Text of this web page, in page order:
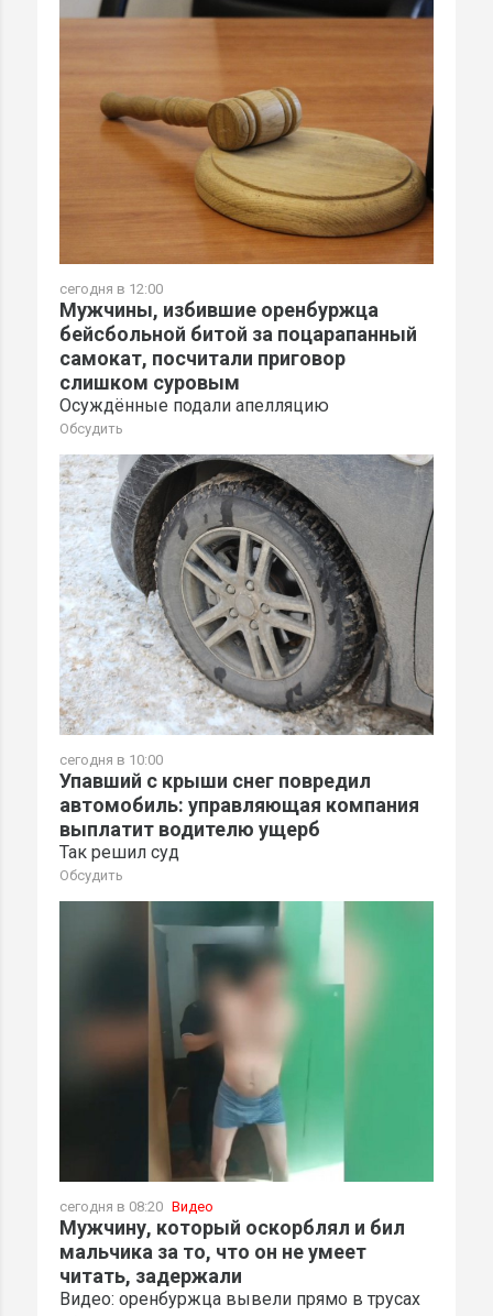
сегодня в 12:00
Мужчины, избившие оренбуржца
бейсбольной битой за поцарапанный
самокат, посчитали приговор
слишком суровым
Осуждённые подали апелляцию
Обсудить
сегодня в 10:00
Упавший с крыши снег повредил
автомобиль: управляющая компания
выплатит водителю ущерб
Так решил суд
Обсудить
сегодня в 08:20 Видео
Мужчину, который оскорблял и бил
мальчика за то, что он не умеет
читать, задержали
Видео: оренбуржца вывели прямо в трусах